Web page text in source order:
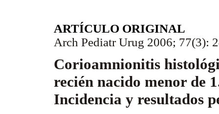
ARTÍCULO ORIGINAL
Arch Pediatr Urug 2006; 77(3):
Corioamnionitis
recién nacido menor de
Incidencia y resultados